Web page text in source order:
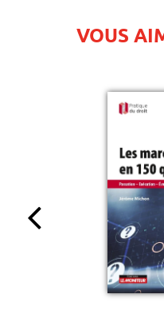
VOUS